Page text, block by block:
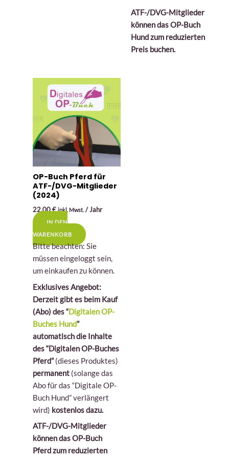
ATF-/DVG-Mitglieder
können das OP-Buch
Hund zum reduzierten
Preis buchen.
OP-Buch Pferd für
ATF-/DVG-Mitglieder
(2024)
22,00€ inkl. Mwst. / Jahr
IN DEN
WARENKORB
Bitte beachten: Sie
müssen eingeloggt sein,
um einkaufen zu können.
Exklusives Angebot:
Derzeit gibt es beim Kauf
(Abo) des “Digitalen OP-
Buches Hund”
automatisch die Inhalte
des “Digitalen OP-Buches
Pferd”(dieses Produktes)
permanent (solange das
Abo für das “Digitale OP-
Buch Hund” verlängert
wird) kostenlos dazu.
ATF-/DVG-Mitglieder
können das OP-Buch
Pferd zum reduzierten